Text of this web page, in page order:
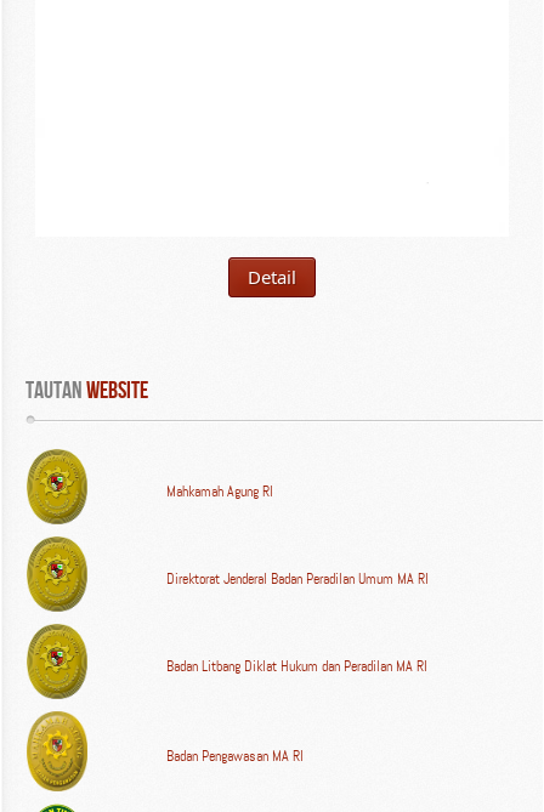
Detail
Tautan WEBSITE
Mahkamah Agung RI
Direktorat Jenderal Badan Peradilan Umum MA RI
Badan Litbang Diklat Hukum dan Peradilan MA RI
Badan Pengawasan MA RI